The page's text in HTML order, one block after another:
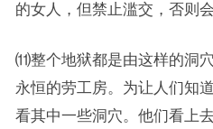
的女人，但禁止滥交，否则
⑾整个地狱都是由这样的洞
永恒的劳工房。为让人们知
看其中一些洞穴。他们看上